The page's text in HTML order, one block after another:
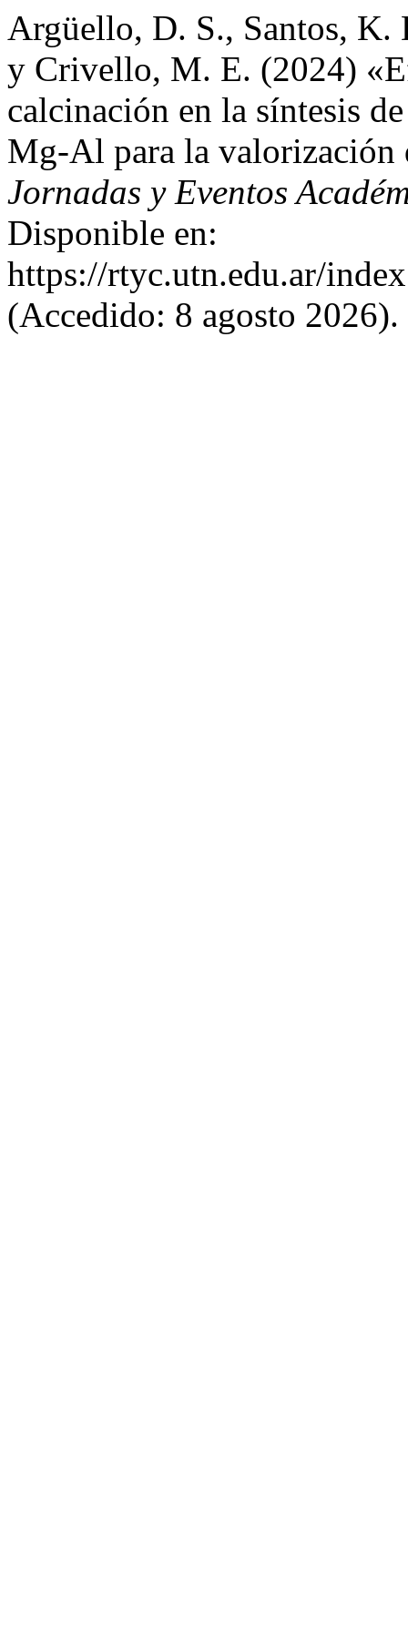
Argüello, D. S., Santos, K.
y Crivello, M. E. (2024)
calcinación en la síntesis
Mg-Al para la
Jornadas y Eventos
Disponible en:
https://rtyc.utn.edu.ar/
(Accedido: 8 agosto 2026).